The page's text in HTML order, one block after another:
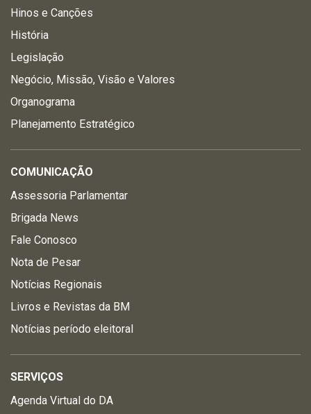
Hinos e Canções
História
Legislação
Negócio, Missão, Visão e Valores
Organograma
Planejamento Estratégico
COMUNICAÇÃO
Assessoria Parlamentar
Brigada News
Fale Conosco
Nota de Pesar
Notícias Regionais
Livros e Revistas da BM
Notícias período eleitoral
SERVIÇOS
Agenda Virtual do DA